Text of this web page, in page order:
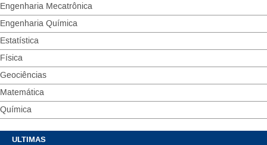
Engenharia Mecatrônica
Engenharia Química
Estatística
Física
Geociências
Matemática
Química
ULTIMAS